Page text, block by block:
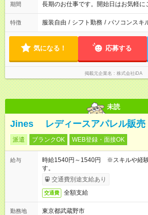
期間 長期のお仕事です。開始日はお気軽に
特徴 服装自由 / シフト勤務 / パソコンスキ
気になる！ 応募する
掲載元企業名 株式会社iDA
未読
Jines レディースアパレル販売
派遣 ブランクOK WEB登録・面接OK
給与
時給1540円～1540円 ※スキルや経験
す。
交通費別途支給あり
交通費 全額支給
勤務地
東京都武蔵野市